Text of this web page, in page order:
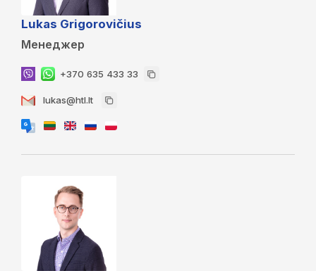
Lukas Grigorovičius
Менеджер
+370 635 433 33
lukas@htl.lt